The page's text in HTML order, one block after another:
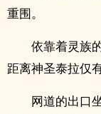
重围。
依靠着灵族
距离神圣泰拉仅
网道的出口